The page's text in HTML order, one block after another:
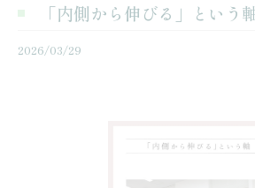
「内側から伸びる」という
2026/03/29